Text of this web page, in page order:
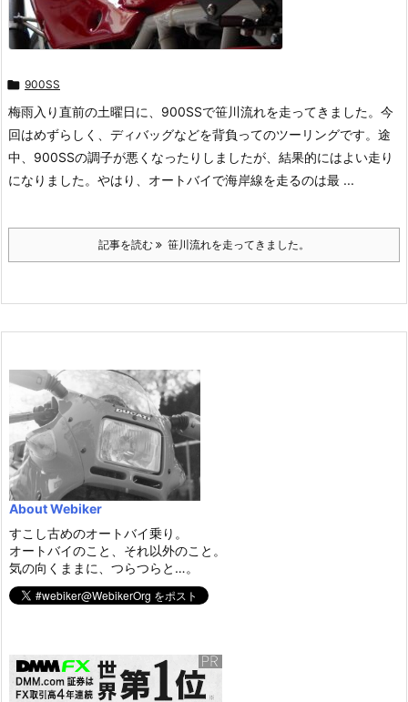
 900SS
梅雨入り直前の土曜日に、900SSで笹川流れを走ってきました。今
回はめずらしく、ディバッグなどを背負ってのツーリングです。途
中、900SSの調子が悪くなったりしましたが、結果的にはよい走り
になりました。やはり、オートバイで海岸線を走るのは最 ...
記事を読む 笹川流れを走ってきました。
About Webiker
すこし古めのオートバイ乗り。
オートバイのこと、それ以外のこと。
気の向くままに、つらつらと…。